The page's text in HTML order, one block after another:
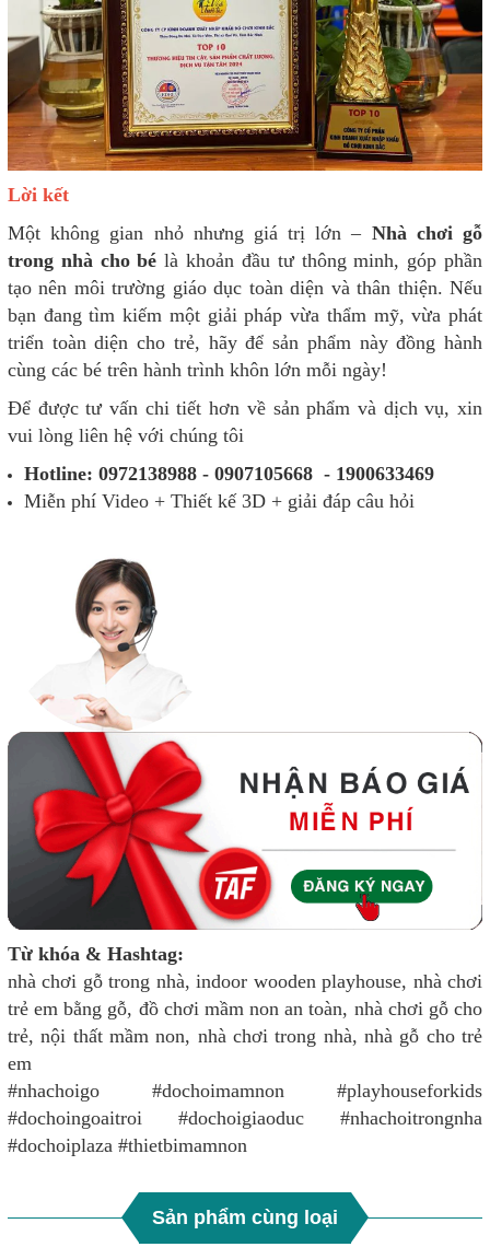
Lời kết
Một không gian nhỏ nhưng giá trị lớn – Nhà chơi gỗ
trong nhà cho bé là khoản đầu tư thông minh, góp phần
tạo nên môi trường giáo dục toàn diện và thân thiện. Nếu
bạn đang tìm kiếm một giải pháp vừa thẩm mỹ, vừa phát
triển toàn diện cho trẻ, hãy để sản phẩm này đồng hành
cùng các bé trên hành trình khôn lớn mỗi ngày!​​​​​​​
Để được tư vấn chi tiết hơn về sản phẩm và dịch vụ, xin
vui lòng liên hệ với chúng tôi
Hotline: 0972138988 - 0907105668 - 1900633469
Miễn phí Video + Thiết kế 3D + giải đáp câu hỏi
Từ khóa & Hashtag:
nhà chơi gỗ trong nhà, indoor wooden playhouse, nhà chơi
trẻ em bằng gỗ, đồ chơi mầm non an toàn, nhà chơi gỗ cho
trẻ, nội thất mầm non, nhà chơi trong nhà, nhà gỗ cho trẻ
em
#nhachoigo #dochoimamnon #playhouseforkids
#dochoingoaitroi #dochoigiaoduc #nhachoitrongnha
#dochoiplaza #thietbimamnon
Sản phẩm cùng loại